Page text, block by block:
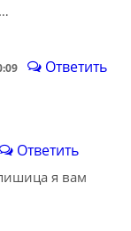
Ответить
Ответить
я вам